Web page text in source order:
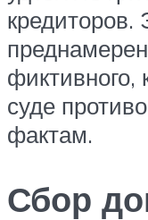
кредиторов.
фиктивного,
суде
фактам.
Сбор